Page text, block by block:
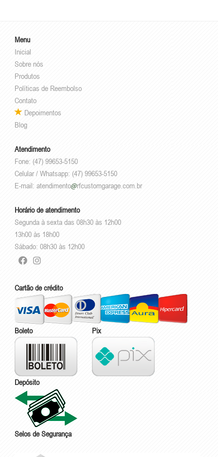
Menu
Inicial
Sobre nós
Produtos
Políticas de Reembolso
Contato
Depoimentos
Blog
Atendimento
Fone: (47) 99653-5150
Celular / Whatsapp: (47) 99653-5150
E-mail: atendimento rfcustomgarage.com.br
Horário de atendimento
Segunda à sexta das 08h30 às 12h00
13h00 às 18h00
Sábado: 08h30 às 12h00
Cartão de crédito
Boleto Pix
Depósito
Selos de Segurança